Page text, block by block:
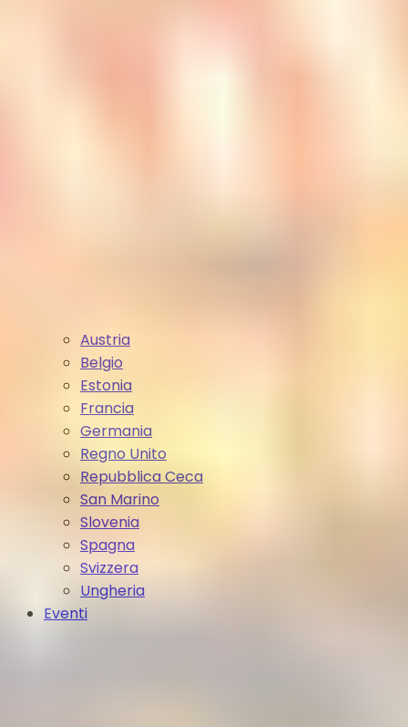
Austria
Belgio
Estonia
Francia
Germania
Regno Unito
Repubblica Ceca
San Marino
Slovenia
Spagna
Svizzera
Ungheria
Eventi